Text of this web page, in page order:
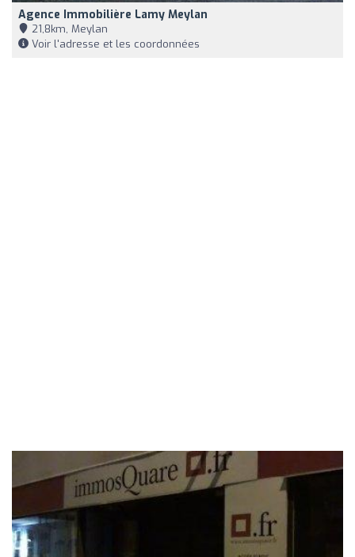
Agence Immobilière Lamy Meylan
21,8km, Meylan
Voir l'adresse et les coordonnées